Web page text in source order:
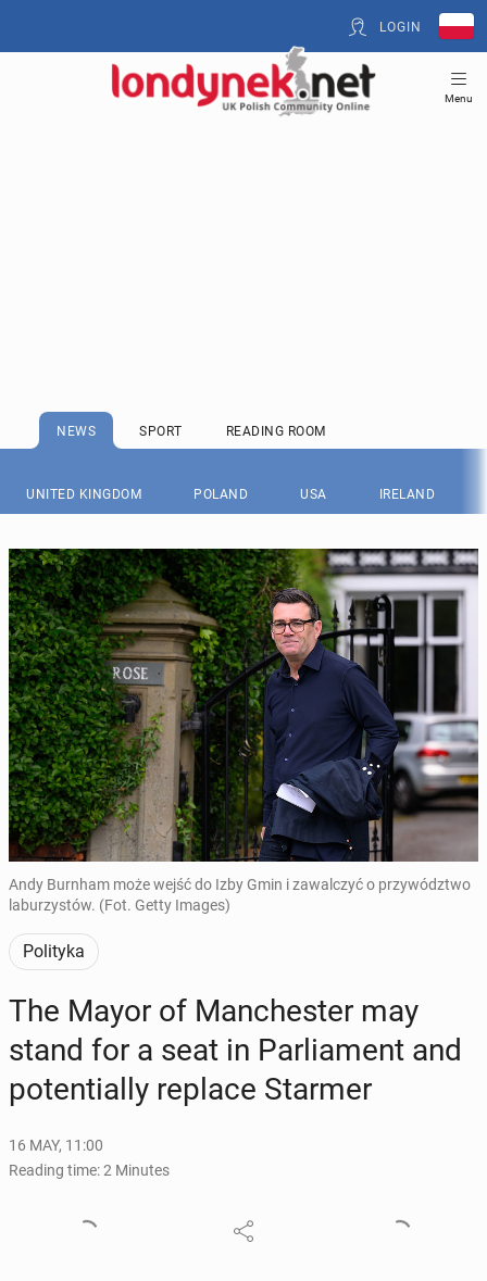
LOGIN
Menu
NEWS SPORT READING ROOM
UNITED KINGDOM POLAND USA IRELAND
Andy Burnham może wejść do Izby Gmin i zawalczyć o przywództwo
laburzystów. (Fot. Getty Images)
Polityka
The Mayor of Man­ches­ter may
stand for a seat in Par­lia­ment and
po­ten­tial­ly replace Starmer
16 MAY, 11:00
Reading time: 2 Minutes